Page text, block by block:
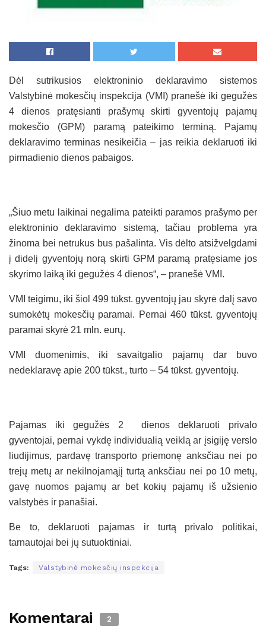
Dėl sutrikusios elektroninio deklaravimo sistemos
Valstybinė mokesčių inspekcija (VMI) pranešė iki gegužės
4 dienos pratęsianti prašymų skirti gyventojų pajamų
mokesčio (GPM) paramą pateikimo terminą. Pajamų
deklaravimo terminas nesikeičia – jas reikia deklaruoti iki
pirmadienio dienos pabaigos.
„Šiuo metu laikinai negalima pateikti paramos prašymo per
elektroninio deklaravimo sistemą, tačiau problema yra
žinoma bei netrukus bus pašalinta. Vis dėlto atsižvelgdami
į didelį gyventojų norą skirti GPM paramą pratęsiame jos
skyrimo laiką iki gegužės 4 dienos“, – pranešė VMI.
VMI teigimu, iki šiol 499 tūkst. gyventojų jau skyrė dalį savo
sumokėtų mokesčių paramai. Pernai 460 tūkst. gyventojų
paramai skyrė 21 mln. eurų.
VMI duomenimis, iki savaitgalio pajamų dar buvo
nedeklaravę apie 200 tūkst., turto – 54 tūkst. gyventojų.
Pajamas iki gegužės 2 dienos deklaruoti privalo
gyventojai, pernai vykdę individualią veiklą ar įsigiję verslo
liudijimus, pardavę transporto priemonę anksčiau nei po
trejų metų ar nekilnojamąjį turtą anksčiau nei po 10 metų,
gavę nuomos pajamų ar bet kokių pajamų iš užsienio
valstybės ir panašiai.
Be to, deklaruoti pajamas ir turtą privalo politikai,
tarnautojai bei jų sutuoktiniai.
Tags: Valstybinė mokesčių inspekcija
Komentarai 2